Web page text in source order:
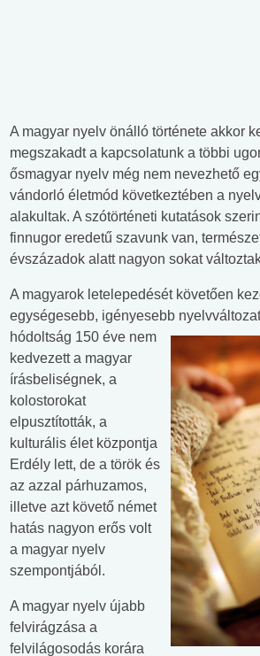
A magyar nyelv önálló története akkor
megszakadt a kapcsolatunk a többi
ősmagyar nyelv még nem nevezhető
vándorló életmód következtében a
alakultak. A szótörténeti kutatások
finnugor eredetű szavunk van,
évszázadok alatt nagyon sokat
A magyarok letelepedését követően
egységesebb, igényesebb
hódoltság 150 éve nem
kedvezett a magyar
írásbeliségnek, a
kolostorokat
elpusztították, a
kulturális élet központja
Erdély lett, de a török és
az azzal párhuzamos,
illetve azt követő német
hatás nagyon erős volt
a magyar nyelv
szempontjából.
A magyar nyelv újabb
felvirágzása a
felvilágosodás korára